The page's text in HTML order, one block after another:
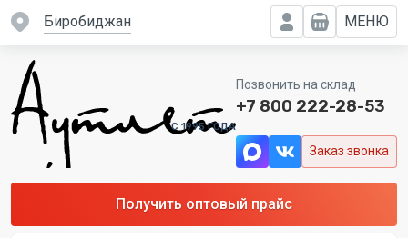
Биробиджан МЕНЮ
C 1995 ГОДА
Позвонить на склад
+7 800 222-28-53
Заказ звонка
Получить оптовый прайс